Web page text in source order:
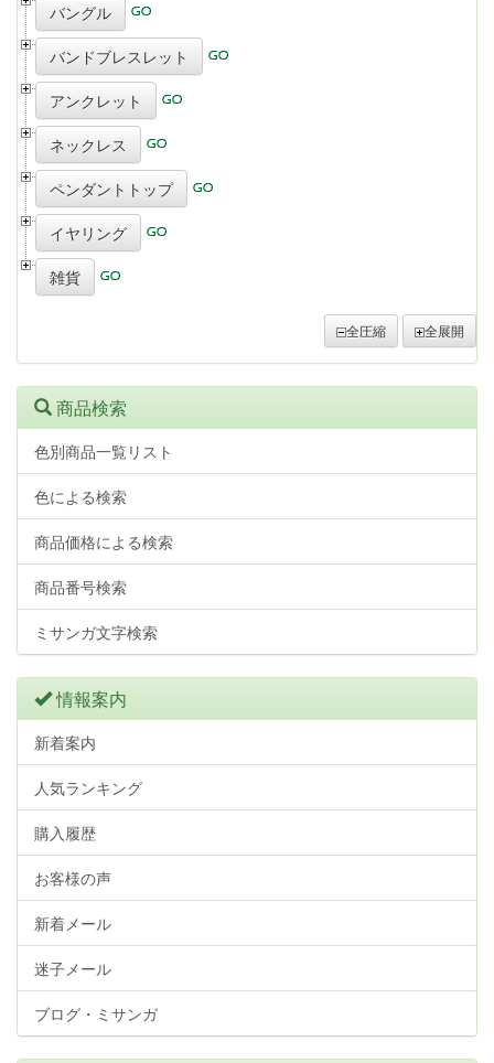
バングル
バンドブレスレット
アンクレット
ネックレス
ペンダントトップ
イヤリング
雑貨
全圧縮 全展開
商品検索
色別商品一覧リスト
色による検索
商品価格による検索
商品番号検索
ミサンガ文字検索
情報案内
新着案内
人気ランキング
購入履歴
お客様の声
新着メール
迷子メール
ブログ・ミサンガ